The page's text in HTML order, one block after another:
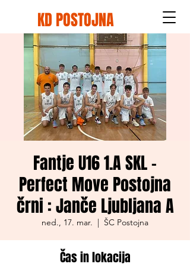
KD POSTOJNA
Fantje U16 1.A SKL -
Perfect Move Postojna
črni : Janče Ljubljana A
ned., 17. mar.
  |
ŠC Postojna
Čas in lokacija